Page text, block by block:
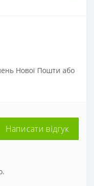
Нової Пошти або
Написати відгук